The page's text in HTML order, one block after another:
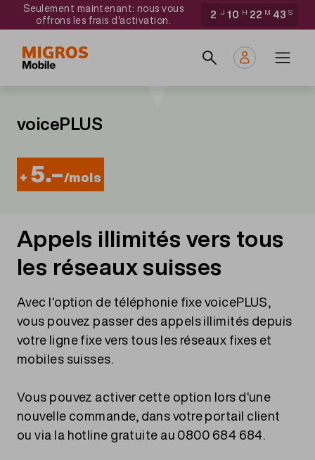
Aller
au
contenu
principal
Navigate
to
home
page
Seulement maintenant: nous vous
offrons les frais d'activation.
2 J 10 H 22 M 43 S
navigation
voicePLUS
+ 5.–/mois
Appels illimités vers tous
les réseaux suisses
Avec l'option de téléphonie fixe voicePLUS,
vous pouvez passer des appels illimités depuis
votre ligne fixe vers tous les réseaux fixes et
mobiles suisses.
Vous pouvez activer cette option lors d'une
nouvelle commande, dans votre portail client
ou via la hotline gratuite au 0800 684 684.